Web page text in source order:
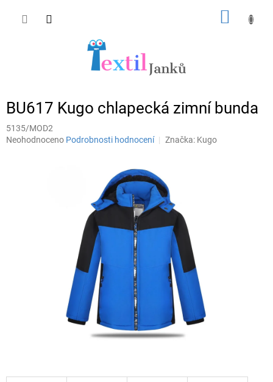
BU617 Kugo chlapecká zimní bunda
5135/MOD2
Průměrné
Neohodnoceno Podrobnosti hodnocení Značka: Kugo